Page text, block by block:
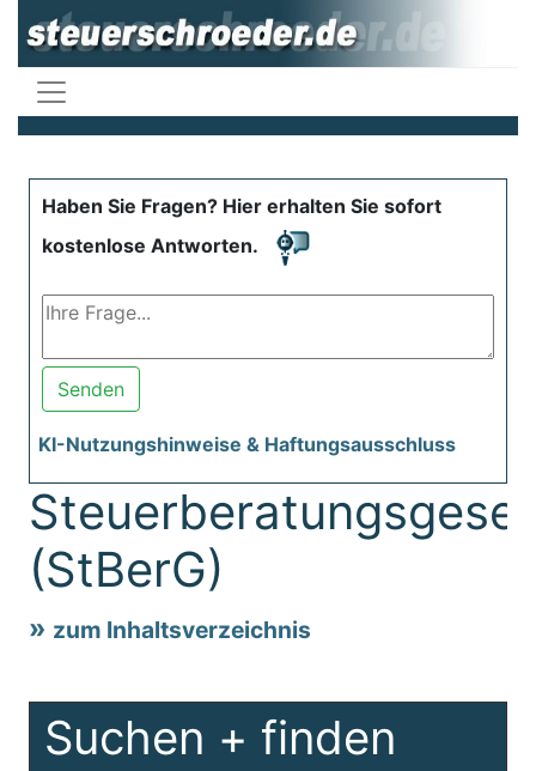
Haben Sie Fragen? Hier erhalten Sie sofort
kostenlose Antworten.
Senden
KI-Nutzungshinweise & Haftungsausschluss
(StBerG)
zum Inhaltsverzeichnis
Suchen + finden